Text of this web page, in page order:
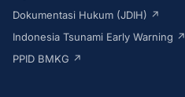
Dokumentasi Hukum (JDIH) ↗
Indonesia Tsunami Early Warning ↗
PPID BMKG ↗